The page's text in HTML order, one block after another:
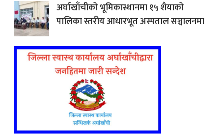
अर्घाखाँचीको भूमिकास्थानमा १५ शैयाको
पालिका स्तरीय आधारभूत अस्पताल सञ्चालनमा